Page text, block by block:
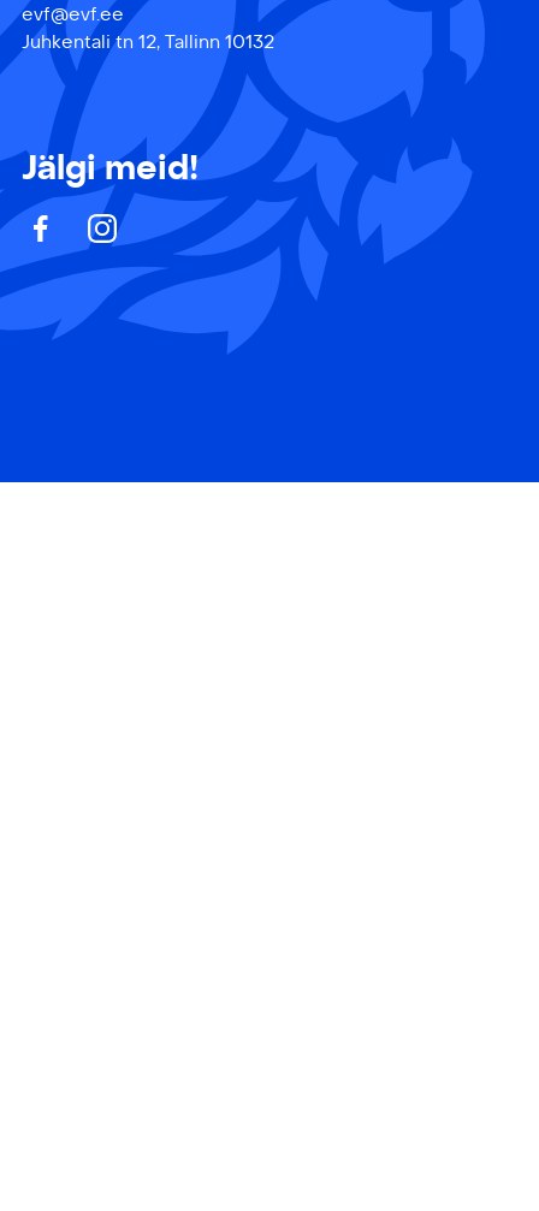
evf@evf.ee
Juhkentali tn 12, Tallinn 10132
Jälgi meid!